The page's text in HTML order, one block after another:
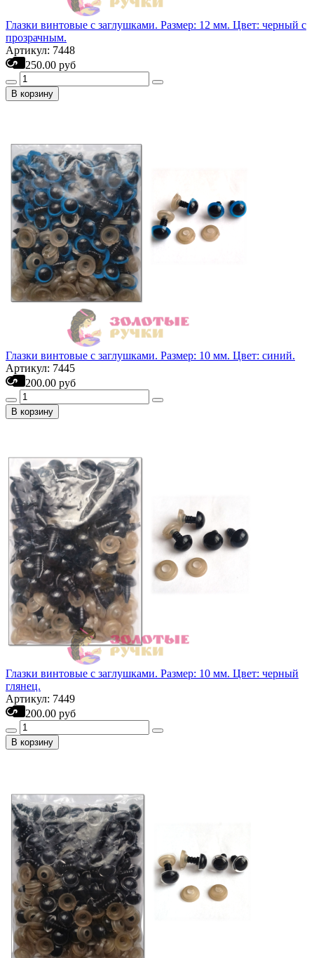
Глазки винтовые с заглушками. Размер: 12 мм. Цвет: черный с
прозрачным.
Артикул: 7448
250.00 руб
В корзину
Глазки винтовые с заглушками. Размер: 10 мм. Цвет: синий.
Артикул: 7445
200.00 руб
В корзину
Глазки винтовые с заглушками. Размер: 10 мм. Цвет: черный
глянец.
Артикул: 7449
200.00 руб
В корзину